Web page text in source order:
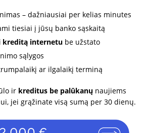
– dažniausiai per kelias minutes
tiesiai į jūsų banko sąskaitą
kreditą internetu be užstato
sąlygos
ar ilgalaikį terminą
ir kreditus be palūkanų naujiems
jei grąžinate visą sumą per 30 dienų.